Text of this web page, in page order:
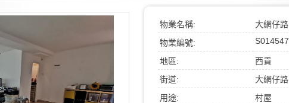
物業名稱:
大網仔路
物業編號:
S014547
地區:
西貢
街道:
大網仔路
用途:
村屋